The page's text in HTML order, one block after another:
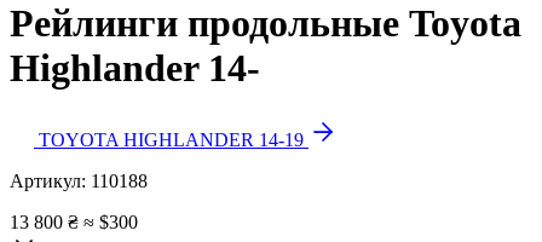
Рейлинги продольные Toyota
Highlander 14-
TOYOTA HIGHLANDER 14-19
Артикул: 110188
13 800 ₴ ≈ $300